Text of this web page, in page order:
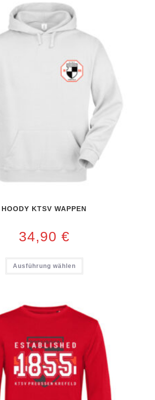
HOODY KTSV WAPPEN
34,90 €
Ausführung wählen